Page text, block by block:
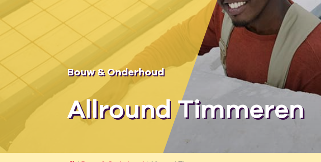
Bouw & Onderhoud
Allround Timmeren